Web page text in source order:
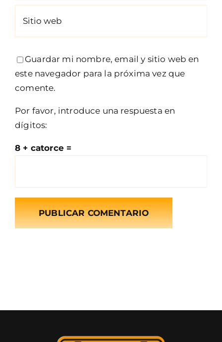
Guardar mi nombre, email y sitio web en
este navegador para la próxima vez que
comente.
Por favor, introduce una respuesta en
dígitos:
8 + catorce =